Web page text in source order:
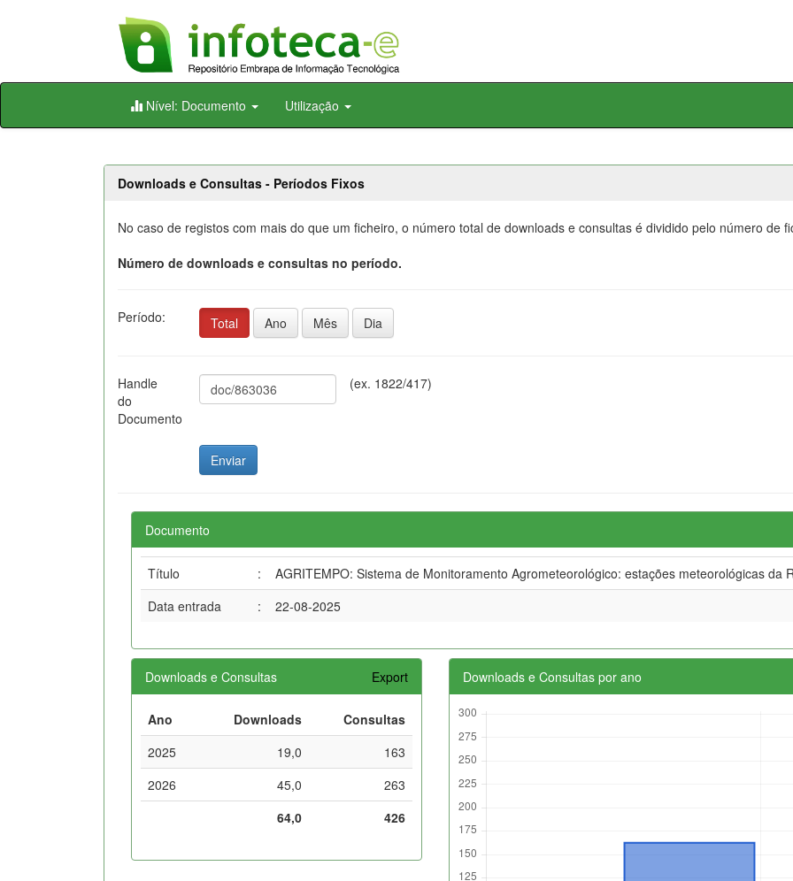
Skip
Nível: Documento Utilização
Downloads e Consultas - Períodos Fixos
No caso de registos com mais do que um ficheiro, o número total de downloads e consultas é dividido pelo número de
Número de downloads e consultas no período.
Período: Total Ano Mês Dia
Handle
do
Documento
(ex. 1822/417)
Documento
Título :
AGRITEMPO: Sistema de Monitoramento Agrometeorológico: estações meteorológicas da
Data entrada
: 22-08-2025
Downloads e Consultas Export
Ano Downloads
Consultas
2025
19,0
163
2026
45,0
263
64,0
426
Downloads e Consultas por ano